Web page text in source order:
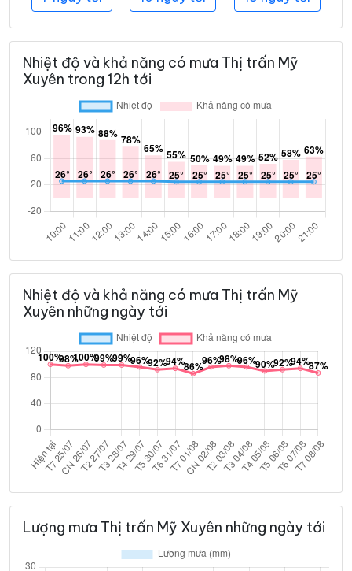
Nhiệt độ và khả năng có mưa Thị trấn Mỹ
Xuyên trong 12h tới
Nhiệt độ và khả năng có mưa Thị trấn Mỹ
Xuyên những ngày tới
Lượng mưa Thị trấn Mỹ Xuyên những ngày tới